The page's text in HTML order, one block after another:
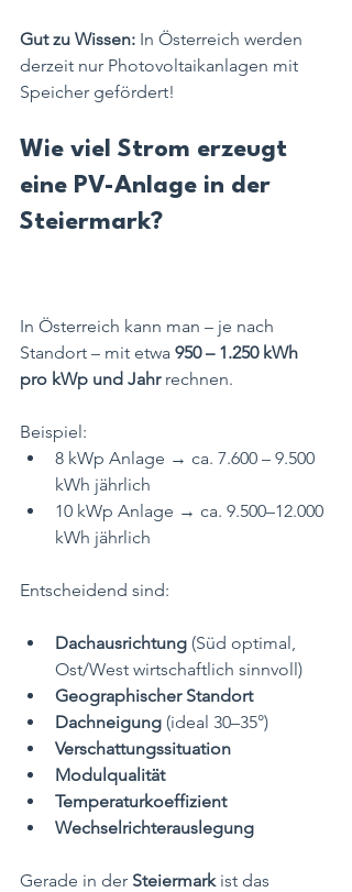
Gut zu Wissen: In Österreich werden
derzeit nur Photovoltaikanlagen mit
Speicher gefördert!
Wie viel Strom erzeugt
eine PV-Anlage in der
Steiermark?
In Österreich kann man – je nach
Standort – mit etwa 950 – 1.250 kWh
pro kWp und Jahr rechnen.
Beispiel:
8 kWp Anlage → ca. 7.600 – 9.500
kWh jährlich
10 kWp Anlage → ca. 9.500–12.000
kWh jährlich
Entscheidend sind:
Dachausrichtung (Süd optimal,
Ost/West wirtschaftlich sinnvoll)
Geographischer Standort
Dachneigung (ideal 30–35°)
Verschattungssituation
Modulqualität
Temperaturkoeffizient
Wechselrichterauslegung
Gerade in der Steiermark ist das